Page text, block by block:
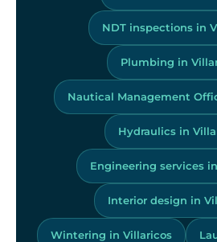
NDT inspections in
Plumbing in
Nautical Management
Hydraulics in
Engineering services
Interior design in
Wintering in Villaricos